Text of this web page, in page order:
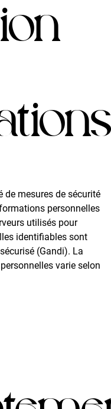
mesures de sécurité
personnelles
utilisés pour
identifiables sont
(Gandi). La
varie selon